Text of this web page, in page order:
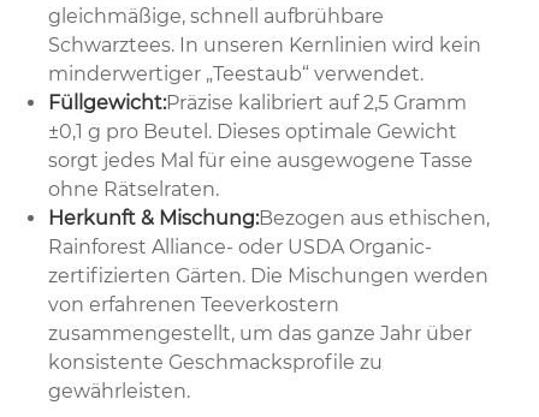
gleichmäßige, schnell aufbrühbare
Schwarztees. In unseren Kernlinien wird kein
minderwertiger „Teestaub“ verwendet.
Füllgewicht:Präzise kalibriert auf 2,5 Gramm
±0,1 g pro Beutel. Dieses optimale Gewicht
sorgt jedes Mal für eine ausgewogene Tasse
ohne Rätselraten.
Herkunft & Mischung:Bezogen aus ethischen,
Rainforest Alliance- oder USDA Organic-
zertifizierten Gärten. Die Mischungen werden
von erfahrenen Teeverkostern
zusammengestellt, um das ganze Jahr über
konsistente Geschmacksprofile zu
gewährleisten.